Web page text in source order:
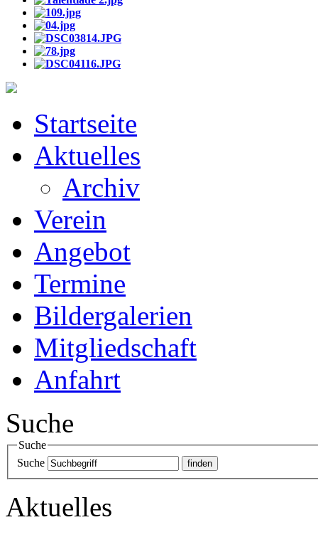
Startseite
Aktuelles
Archiv
Verein
Angebot
Termine
Bildergalerien
Mitgliedschaft
Anfahrt
Suche
Suche
Suche
Aktuelles